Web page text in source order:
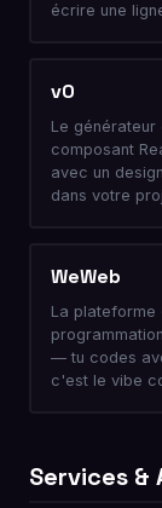
écrire une
v0
Le
composant
avec un
dans votre
WeWeb
La plateforme
— tu codes
c'est le vibe
Services &